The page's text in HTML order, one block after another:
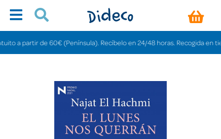
a partir de 60€ (Península). Recíbelo en 24/48 horas. Recogida en